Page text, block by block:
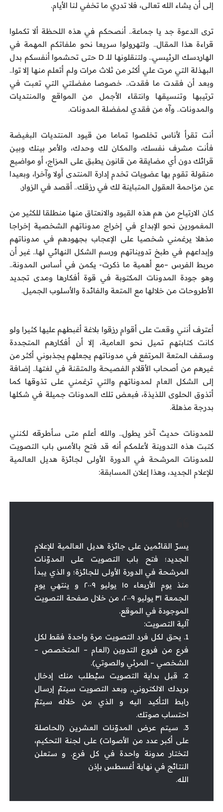
إلى أن يشاء الله تعالى، فلا تدري ما تخفي لنا الأيام.
ترى الدعوة جد يا جماعة.. أنصحكم في هذه اللحظة ألا تكملوا
قراءة هذا المقال.. ولتهرولوا سريعا نحو ملفاتكم المهمة في
الهاردسك الرئيسي.. ولتنقلونها للـ D حتى تحشموا أنفسكم بدل
البهذلة التي مرت علي أكثر من ثلاث مرات ولم أتعلم منها إلا توا..
وبعد أن فقدت ما فقدت.. خصوصا مفضلتي التي تعبت في
ترتيبها وتنسيقها وانتقاء الأجمل من المواقع والمنتديات
والمدونات.. وآه من فقدي لمفضلة المدونات.
أنت تقرأ لأناس تخلصوا تماما من قيود المنتديات البغيضة
فأنت مشرف نفسك، والمكان لك وحدك، والأمر بينك وبين
قرائك دون أي مضايقة من قانون يطبق على المزاج، أو مواضيع
منقولة تقوم بها عضويات تخدم إدارة المنتدى أولا وآخرا، وبعيدا
عن مزاحمة العقول المتباينة لك في رزقك.. أقصد في الزوار.
كان الارتياح من هم هذه القيود والانعتاق منها منطلقا للكثير من
المغمورين نحو الإبداع في إخراج مدوناتهم الشخصية إخراجا
مذهلا يرغمني شخصيا على الإعجاب بجهودهم في مدوناتهم
وإبداعهم في طبخ تدويناتهم ورسم الشكل النهائي لها.. غير أن
مربط الفرس –مع أهمية ما ذكرت- يكمن في أساس المدونة..
وهو جودة المدونات المكتوبة في قوة أفكارها ومدى تجديد
الأطروحات من خلالها مع المتعة والفائدة والأسلوب الجميل.
أعترف أنني وقعت على أقوام رزقوا بلاغة أغبطهم عليها كثيرا ولو
كانت كتابتهم تميل نحو العامية، إلا أن أفكارهم المتجددة
وسقف المتعة المرتفع في مدوناتهم يجعلهم يجذبوني أكثر من
غيرهم من أصحاب الأقلام الفصيحة والمتقنة في لغتها.. إضافة
إلى الشكل العام لمدوناتهم والتي ترغمني على تذوقها كما
أتذوق الحلوى اللذيذة، فبعض تلك المدونات جميلة في شكلها
بدرجة مذهلة.
للمدونات حديث آخر يطول.. والله أعلم متى سأطرقه لكنني
كتبت هذه التدوينة لأعلمكم أنه قد فتح بالأمس باب التصويت
للمدونات المرشحة في الدورة الأولى لجائزة هديل العالمية
للإعلام الجديد، وهذا إعلان المسابقة:
يسرّ القائمين على جائزة هديل العالمية للإعلام
الجديد؛ فتح باب التصويت على المدوّنات
المرشحة في الدورة الأولى للجائزة؛ و الذي يبدأ
منذ يوم الأربعاء ١٥ يوليو ٢٠٠٩ و ينتهي يوم
الجمعة ٣١ يوليو ٢٠٠٩، من خلال صفحة التصويت
الموجودة في الموقع.
آلية التصويت:
1. يحق لكل فرد التصويت مرة واحدة فقط لكل
فرع من فروع التدوين (العام – المتخصص –
الشخصي – المرئي والصوتي).
2. قبل بداية التصويت سيُطلب منك إدخال
بريدك الالكتروني, وبعد التصويت سيتمّ إرسال
رابط التأكيد اليه و الذي من خلاله سيتمّ
احتساب صوتك.
3. سيتم عرض المدوّنات العشرين (الحاصلة
على أكبر عدد من الأصوات) على لجنة التحكيم،
لتختار مدونة واحدة في كل فرع. و ستعلن
النتائج في نهاية أغسطس بإذن
الله.